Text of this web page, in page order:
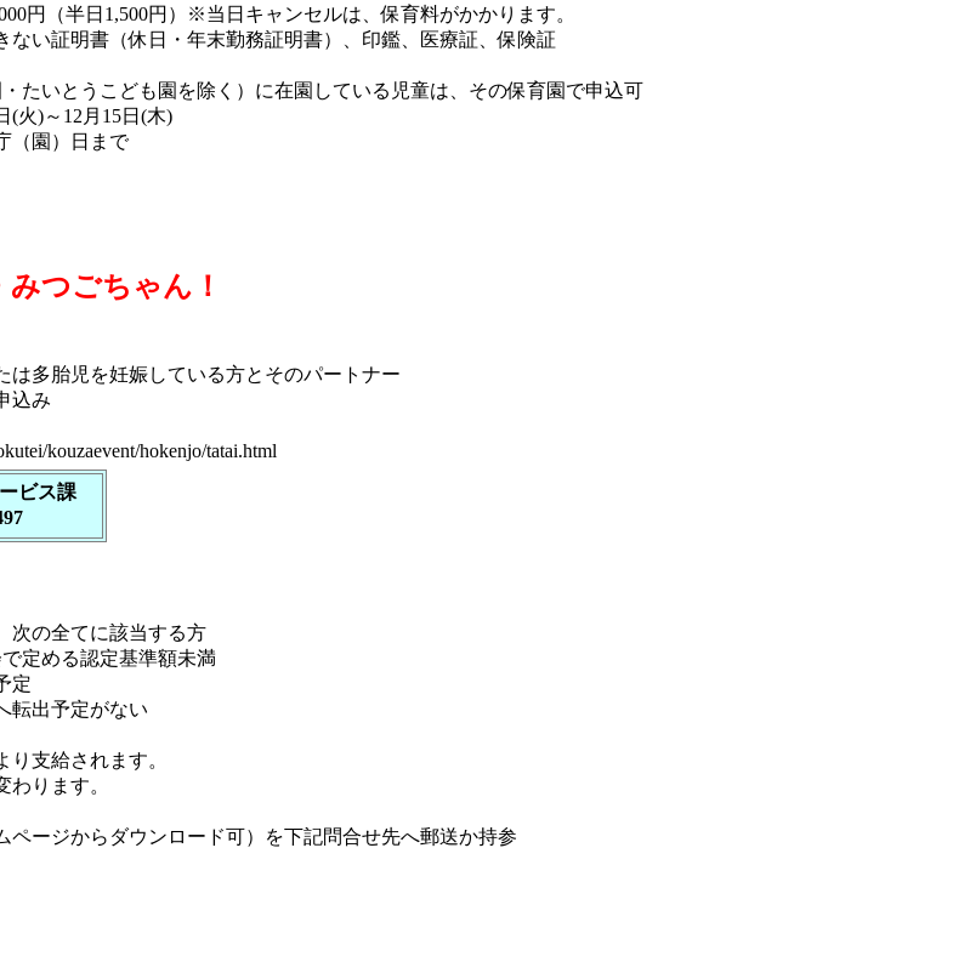
（半日1,500円）※当日キャンセルは、保育料がかかります。
い証明書（休日・年末勤務証明書）、印鑑、医療証、保険証
たいとうこども園を除く）に在園している児童は、その保育園で申込可
)～12月15日(木)
（園）日まで
つごちゃん！
多胎児を妊娠している方とそのパートナー
込み
kouzaevent/hokenjo/tatai.html
ービス課
次の全てに該当する方
定める認定基準額未満
定
転出予定がない
支給されます。
ります。
ージからダウンロード可）を下記問合せ先へ郵送か持参